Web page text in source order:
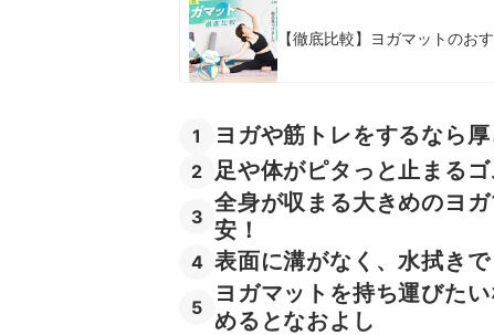
【徹底比較】ヨガマットのお
1 ヨガや筋トレをするなら
2 足や体がピタっと止まる
3
全身が収まる大きめのヨ
安！
4 表面に溝がなく、水拭き
5
ヨガマットを持ち運びた
めるとなおよし